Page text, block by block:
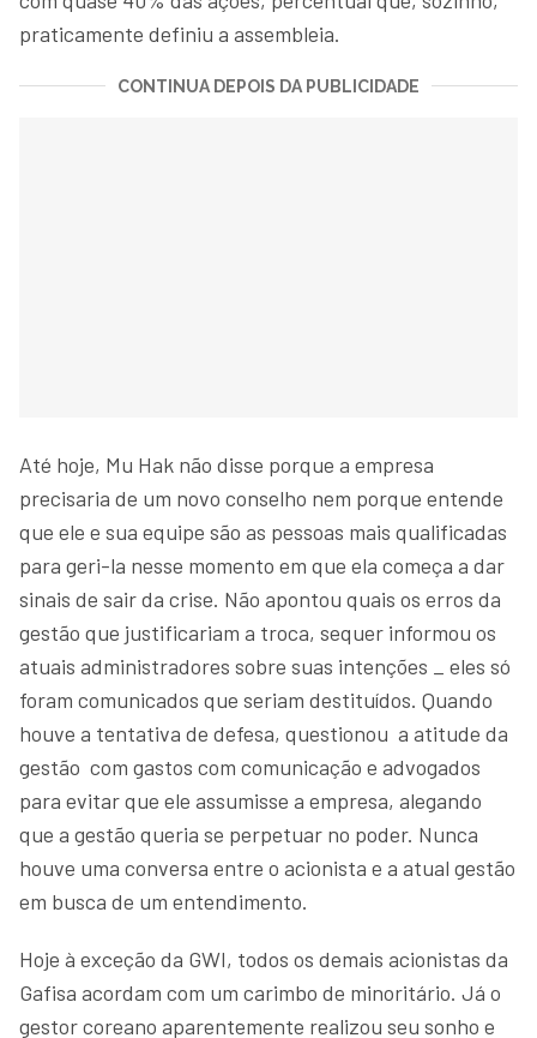
praticamente definiu a assembleia.
CONTINUA DEPOIS DA PUBLICIDADE
Até hoje, Mu Hak não disse porque a empresa
precisaria de um novo conselho nem porque entende
que ele e sua equipe são as pessoas mais qualificadas
para geri-la nesse momento em que ela começa a dar
sinais de sair da crise. Não apontou quais os erros da
gestão que justificariam a troca, sequer informou os
atuais administradores sobre suas intenções _ eles só
foram comunicados que seriam destituídos. Quando
houve a tentativa de defesa, questionou a atitude da
gestão com gastos com comunicação e advogados
para evitar que ele assumisse a empresa, alegando
que a gestão queria se perpetuar no poder. Nunca
houve uma conversa entre o acionista e a atual gestão
em busca de um entendimento.
Hoje à exceção da GWI, todos os demais acionistas da
Gafisa acordam com um carimbo de minoritário. Já o
gestor coreano aparentemente realizou seu sonho e